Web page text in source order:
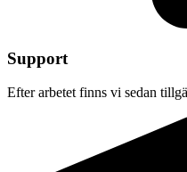
Support
Efter arbetet finns vi sedan